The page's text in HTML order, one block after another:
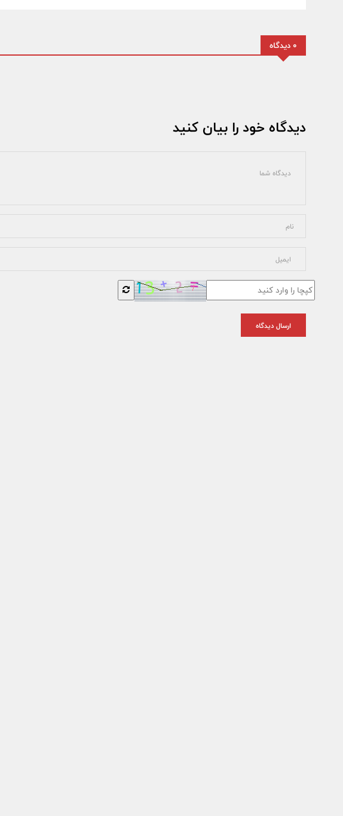
0 دیدگاه
دیدگاه خود را بیان کنید
ارسال دیدگاه